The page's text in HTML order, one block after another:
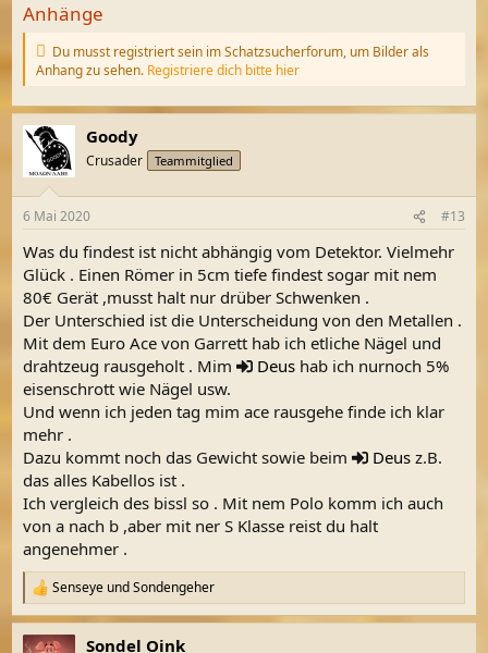
Anhänge
Du musst registriert sein im Schatzsucherforum, um Bilder als
Anhang zu sehen. Registriere dich bitte hier
Goody
Crusader Teammitglied
6 Mai 2020 #13
Was du findest ist nicht abhängig vom Detektor. Vielmehr
Glück . Einen Römer in 5cm tiefe findest sogar mit nem
80€ Gerät ,musst halt nur drüber Schwenken .
Der Unterschied ist die Unterscheidung von den Metallen .
Mit dem Euro Ace von Garrett hab ich etliche Nägel und
drahtzeug rausgeholt . Mim
Deus hab ich nurnoch 5%
eisenschrott wie Nägel usw.
Und wenn ich jeden tag mim ace rausgehe finde ich klar
mehr .
Dazu kommt noch das Gewicht sowie beim
Deus z.B.
das alles Kabellos ist .
Ich vergleich des bissl so . Mit nem Polo komm ich auch
von a nach b ,aber mit ner S Klasse reist du halt
angenehmer .
R
e
a
k
Senseye undSondengeher
Sondel Oink